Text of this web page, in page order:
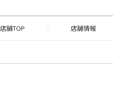
店舗TOP 店舗情報